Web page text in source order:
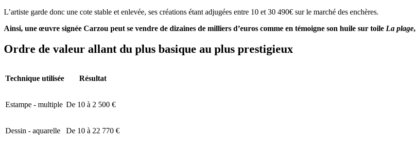
L’artiste garde donc une cote stable et enlevée, ses créations étant adjugées entre 10 et 30 490€ sur le marché des enchères.
Ainsi, une œuvre signée Carzou peut se vendre de dizaines de milliers d’euros comme en témoigne son huile sur toile La plage
Ordre de valeur allant du plus basique au plus prestigieux
Technique utilisée Résultat
Estampe - multiple De 10 à 2 500 €
Dessin - aquarelle De 10 à 22 770 €